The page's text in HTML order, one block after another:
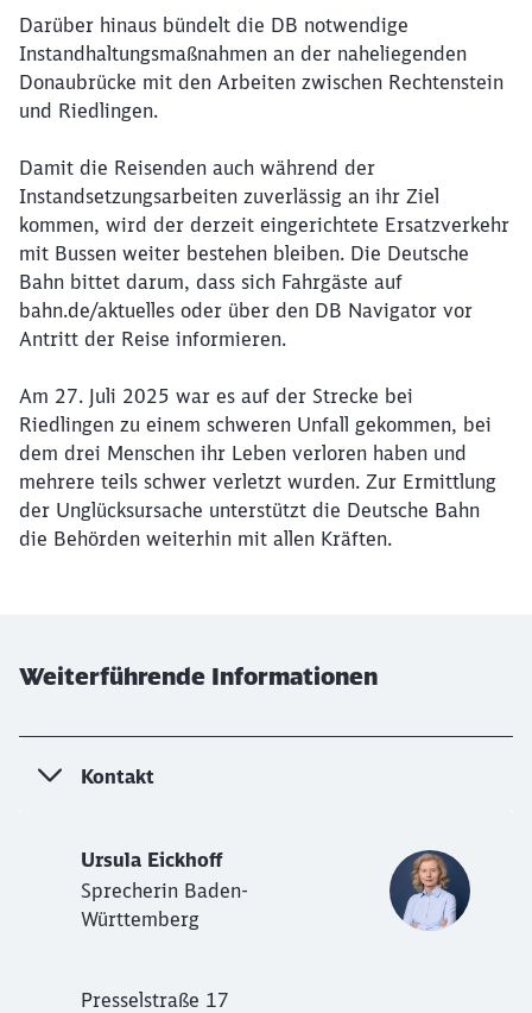
Darüber hinaus bündelt die DB notwendige
Instandhaltungsmaßnahmen an der naheliegenden
Donaubrücke mit den Arbeiten zwischen Rechtenstein
und Riedlingen.
Damit die Reisenden auch während der
Instandsetzungsarbeiten zuverlässig an ihr Ziel
kommen, wird der derzeit eingerichtete Ersatzverkehr
mit Bussen weiter bestehen bleiben. Die Deutsche
Bahn bittet darum, dass sich Fahrgäste auf
bahn.de/aktuelles oder über den DB Navigator vor
Antritt der Reise informieren.
Am 27. Juli 2025 war es auf der Strecke bei
Riedlingen zu einem schweren Unfall gekommen, bei
dem drei Menschen ihr Leben verloren haben und
mehrere teils schwer verletzt wurden. Zur Ermittlung
der Unglücksursache unterstützt die Deutsche Bahn
die Behörden weiterhin mit allen Kräften.
Weiterführende Informationen
Kontakt
Ursula Eickhoff
Sprecherin Baden-
Württemberg
Presselstraße 17
Möchten Sie zuweitergeleitet
werden?
Abbrechen Weiter